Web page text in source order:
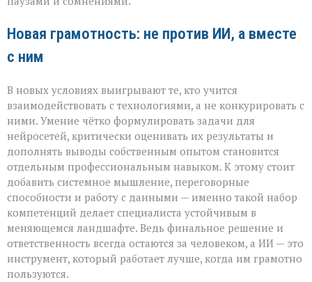
Новая грамотность: не против ИИ, а вместе
с ним
В новых условиях выигрывают те, кто учится
взаимодействовать с технологиями, а не конкурировать с
ними. Умение чётко формулировать задачи для
нейросетей, критически оценивать их результаты и
дополнять выводы собственным опытом становится
отдельным профессиональным навыком. К этому стоит
добавить системное мышление, переговорные
способности и работу с данными — именно такой набор
компетенций делает специалиста устойчивым в
меняющемся ландшафте. Ведь финальное решение и
ответственность всегда остаются за человеком, а ИИ — это
инструмент, который работает лучше, когда им грамотно
пользуются.